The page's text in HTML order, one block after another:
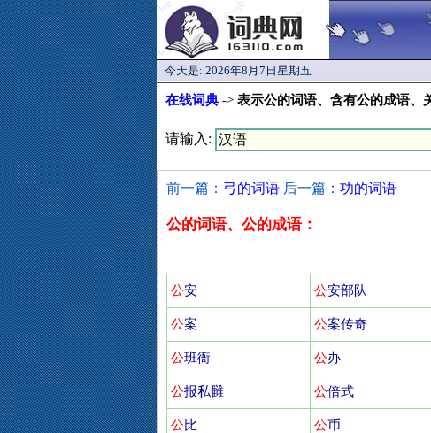
今天是: 2026年8月7日星期五
在线词典 -> 表示公的词语、含有公的成语、
请输入:
前一篇： 弓的词语 后一篇： 功的词语
公的词语、公的成语：
公安 公安部队
公案 公案传奇
公班衙 公办
公报私雠 公倍式
公比 公币